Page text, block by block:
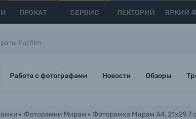
ПРОКАТ СЕРВИС ЛЕКТОРИЙ ЯРКИЙ
Работа с фотографами Новости Обзоры
Фоторамки Мирам Фоторамка Мирам A4, 21х29.7